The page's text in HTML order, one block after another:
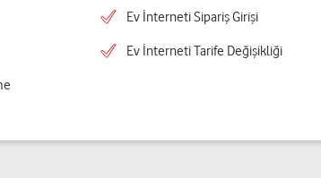
Ev İnterneti Sipariş Girişi
Ev İnterneti Tarife Değişikliği